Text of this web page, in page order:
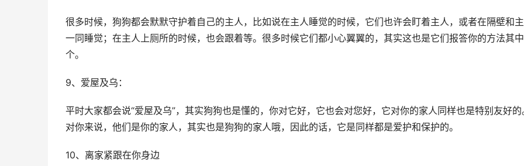
很多时候，狗狗都会默默守护着自己的主人，比如说在主人睡觉的时候，它们也许会盯着主人，或者在隔壁和
一同睡觉；在主人上厕所的时候，也会跟着等。很多时候它们都小心翼翼的，其实这也是它们报答你的方法其
个。
9、爱屋及乌：
平时大家都会说“爱屋及乌”，其实狗狗也是懂的，你对它好，它也会对您好，它对你的家人同样也是特别友好的
对你来说，他们是你的家人，其实也是狗狗的家人哦，因此的话，它是同样都是爱护和保护的。
10、离家紧跟在你身边